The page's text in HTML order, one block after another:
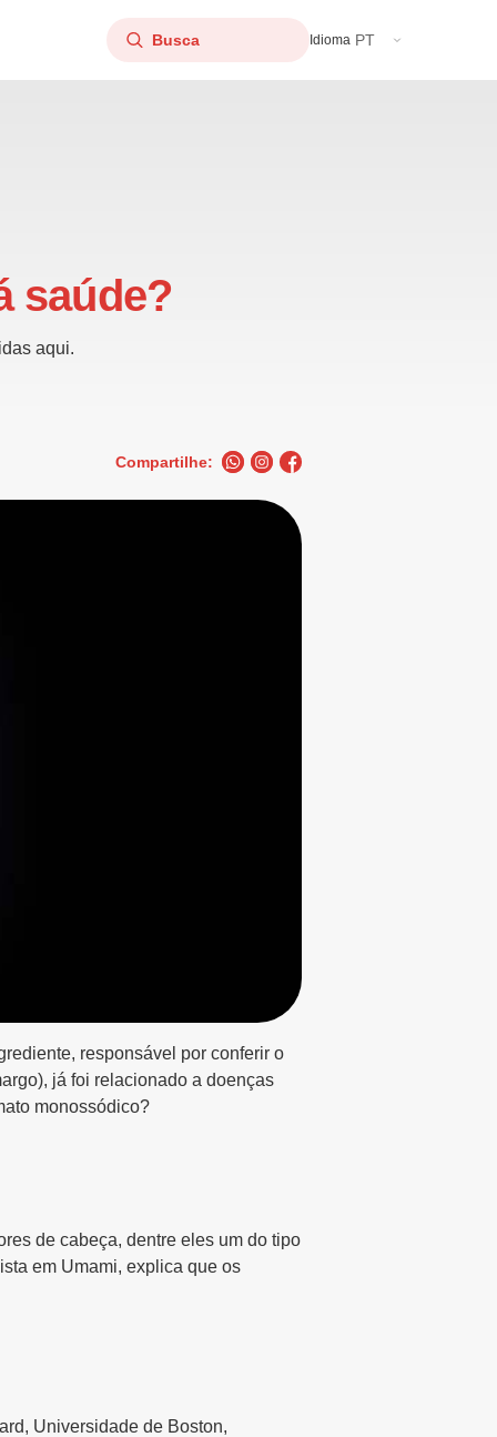
Idioma PT
saúde?
aqui.
Compartilhe:
responsável por conferir o
já foi relacionado a doenças
monossódico?
de cabeça, dentre eles um do tipo
em Umami, explica que os
Universidade de Boston,